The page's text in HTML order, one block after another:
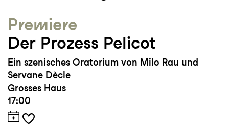
Premiere
Der Prozess Pelicot
Ein szenisches Oratorium von Milo Rau und
Servane Dècle
Grosses Haus
17:00